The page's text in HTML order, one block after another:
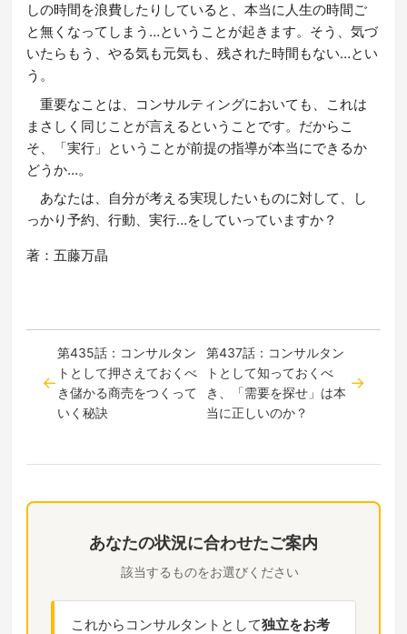
しの時間を浪費したりしていると、本当に人生の時間ご
と無くなってしまう…ということが起きます。そう、気づ
いたらもう、やる気も元気も、残された時間もない…とい
う。
重要なことは、コンサルティングにおいても、これは
まさしく同じことが言えるということです。だからこ
そ、「実行」ということが前提の指導が本当にできるか
どうか…。
あなたは、自分が考える実現したいものに対して、し
っかり予約、行動、実行…をしていっていますか？
あなたの状況に合わせたご案内
該当するものをお選びください
これからコンサルタントとして独立をお考
著：五藤万晶
第435話：コンサルタン
トとして押さえておくべ
き儲かる商売をつくって
いく秘訣
第437話：コンサルタン
トとして知っておくべ
き、「需要を探せ」は本
当に正しいのか？